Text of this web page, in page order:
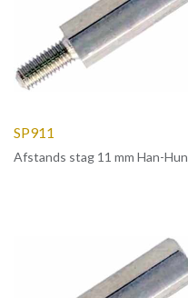
SP911
Afstands stag 11 mm Han-Hun